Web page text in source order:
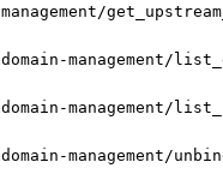
management/
domain-management/
domain-management/
domain-management/